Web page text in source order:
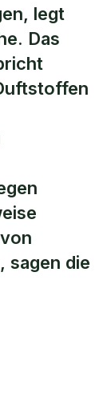
legt
Das
sagen die